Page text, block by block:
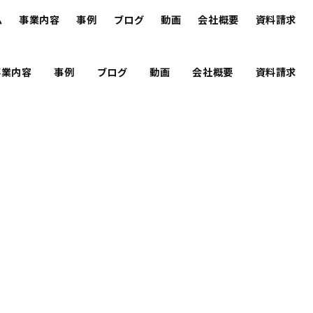
内容 事例 ブログ 動画 会社概要 資料請求
事業内容 事例 ブログ 動画 会社概要 資料請求